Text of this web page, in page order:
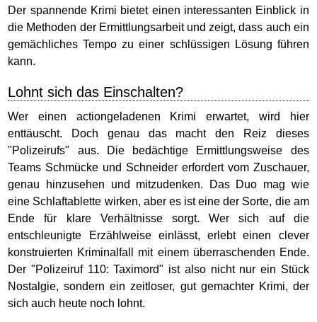
Der spannende Krimi bietet einen interessanten Einblick in
die Methoden der Ermittlungsarbeit und zeigt, dass auch ein
gemächliches Tempo zu einer schlüssigen Lösung führen
kann.
Lohnt sich das Einschalten?
Wer einen actiongeladenen Krimi erwartet, wird hier
enttäuscht. Doch genau das macht den Reiz dieses
"Polizeirufs" aus. Die bedächtige Ermittlungsweise des
Teams Schmücke und Schneider erfordert vom Zuschauer,
genau hinzusehen und mitzudenken. Das Duo mag wie
eine Schlaftablette wirken, aber es ist eine der Sorte, die am
Ende für klare Verhältnisse sorgt. Wer sich auf die
entschleunigte Erzählweise einlässt, erlebt einen clever
konstruierten Kriminalfall mit einem überraschenden Ende.
Der "Polizeiruf 110: Taximord" ist also nicht nur ein Stück
Nostalgie, sondern ein zeitloser, gut gemachter Krimi, der
sich auch heute noch lohnt.